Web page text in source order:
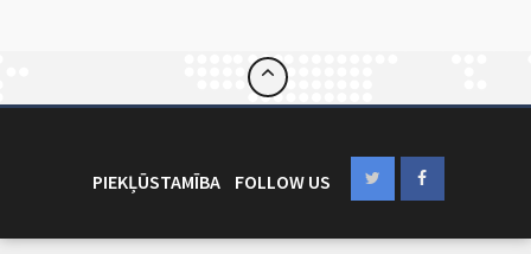
PIEKĻŪSTAMĪBA FOLLOW US